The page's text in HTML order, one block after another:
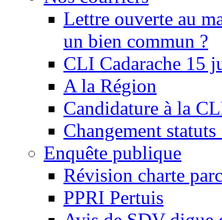
Lettre ouverte au
un bien commun ?
CLI Cadarache 15
A la Région
Candidature à la
Changement
Enquête publique
Révision charte
PPRI Pertuis